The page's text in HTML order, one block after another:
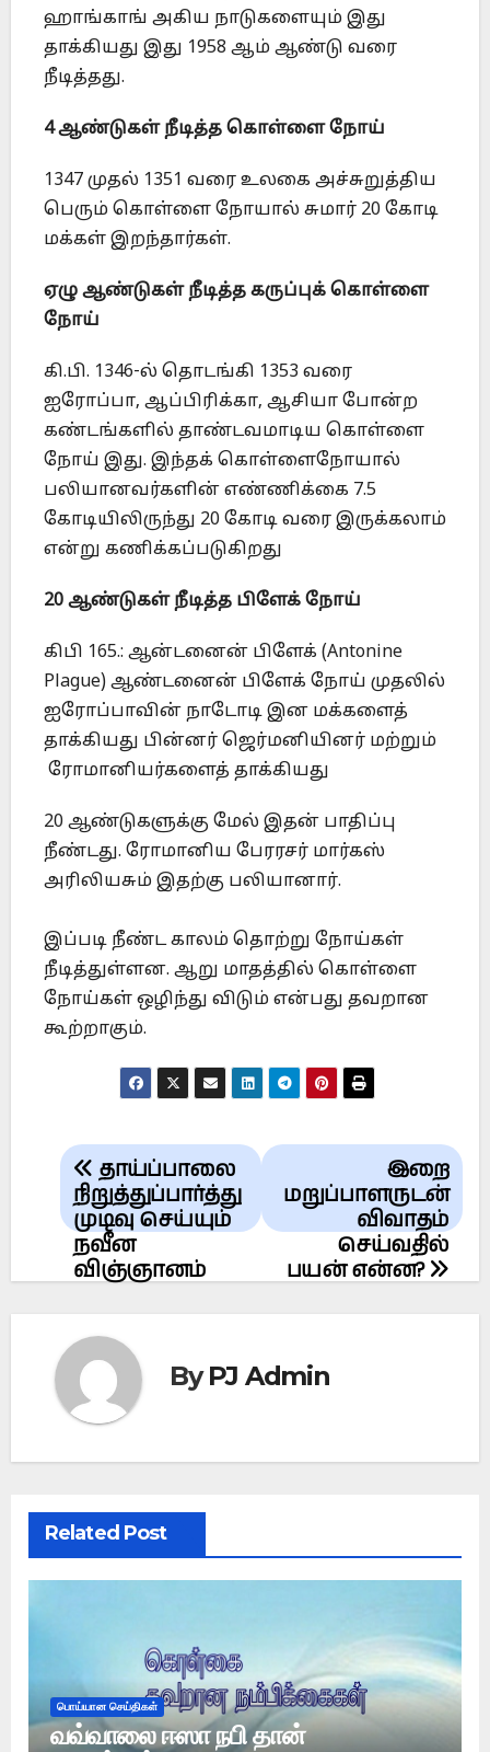
ஹாங்காங் அகிய நாடுகளையும் இது
தாக்கியது இது 1958 ஆம் ஆண்டு வரை
நீடித்தது.
4 ஆண்டுகள் நீடித்த கொள்ளை நோய்
1347 முதல் 1351 வரை உலகை அச்சுறுத்திய
பெரும் கொள்ளை நோயால் சுமார் 20 கோடி
மக்கள் இறந்தார்கள்.
ஏழு ஆண்டுகள் நீடித்த கருப்புக் கொள்ளை
நோய்
கி.பி. 1346-ல் தொடங்கி 1353 வரை
ஐரோப்பா, ஆப்பிரிக்கா, ஆசியா போன்ற
கண்டங்களில் தாண்டவமாடிய கொள்ளை
நோய் இது. இந்தக் கொள்ளைநோயால்
பலியானவர்களின் எண்ணிக்கை 7.5
கோடியிலிருந்து 20 கோடி வரை இருக்கலாம்
என்று கணிக்கப்படுகிறது
20 ஆண்டுகள் நீடித்த பிளேக் நோய்
கிபி 165.: ஆன்டனைன் பிளேக் (Antonine
Plague) ஆண்டனைன் பிளேக் நோய் முதலில்
ஐரோப்பாவின் நாடோடி இன மக்களைத்
தாக்கியது பின்னர் ஜெர்மனியினர் மற்றும்
ரோமானியர்களைத் தாக்கியது
20 ஆண்டுகளுக்கு மேல் இதன் பாதிப்பு
நீண்டது. ரோமானிய பேரரசர் மார்கஸ்
அரிலியசும் இதற்கு பலியானார்.
இப்படி நீண்ட காலம் தொற்று நோய்கள்
நீடித்துள்ளன. ஆறு மாதத்தில் கொள்ளை
நோய்கள் ஒழிந்து விடும் என்பது தவறான
கூற்றாகும்.
Post
navigation
இறை
மறுப்பாளருடன்
விவாதம்
செய்வதில்
பயன் என்ன?
தாய்ப்பாலை
நிறுத்துப்பார்த்து
முடிவு செய்யும்
நவீன
விஞ்ஞானம்
ByPJ Admin
Related Post
பொய்யான செய்திகள்
வவ்வாலை ஈஸா நபி தான்